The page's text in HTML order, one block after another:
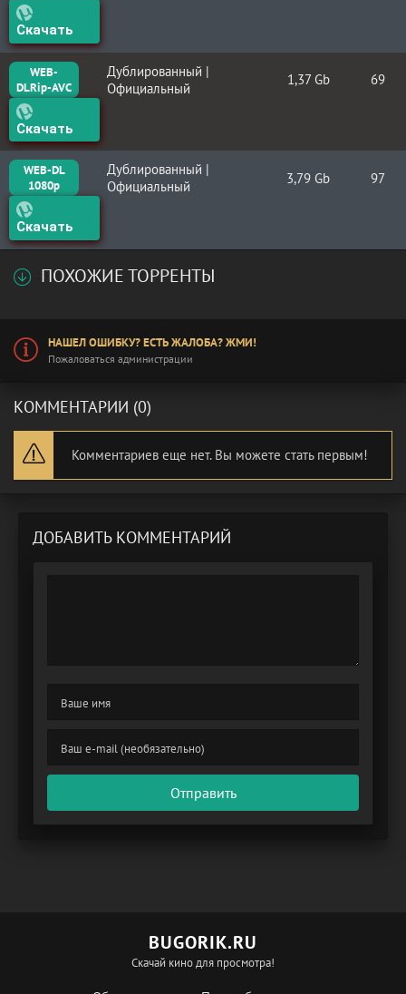
Скачать
WEB-
DLRip-AVC
Дублированный |
Официальный
1,37 Gb 69
Скачать
WEB-DL
1080p
Дублированный |
Официальный
3,79 Gb 97
Скачать
ПОХОЖИЕ ТОРРЕНТЫ
НАШЕЛ ОШИБКУ? ЕСТЬ ЖАЛОБА? ЖМИ!
Пожаловаться администрации
КОММЕНТАРИИ (0)
Комментариев еще нет. Вы можете стать первым!
ДОБАВИТЬ КОММЕНТАРИЙ
Отправить
BUGORIK.RU
Скачай кино для просмотра!